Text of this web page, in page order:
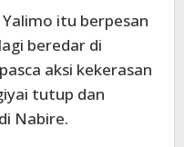
itu berpesan
beredar di
aksi kekerasan
tutup dan
Nabire.